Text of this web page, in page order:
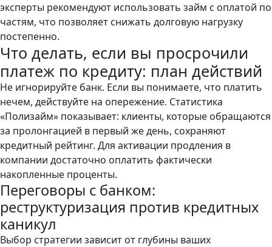
эксперты рекомендуют использовать займ с оплатой по
частям, что позволяет снижать долговую нагрузку
постепенно.
Что делать, если вы просрочили
платеж по кредиту: план действий
Не игнорируйте банк. Если вы понимаете, что платить
нечем, действуйте на опережение. Статистика
«Полизайм» показывает: клиенты, которые обращаются
за пролонгацией в первый же день, сохраняют
кредитный рейтинг. Для активации продления в
компании достаточно оплатить фактически
накопленные проценты.
Переговоры с банком:
реструктуризация против кредитных
каникул
Выбор стратегии зависит от глубины ваших